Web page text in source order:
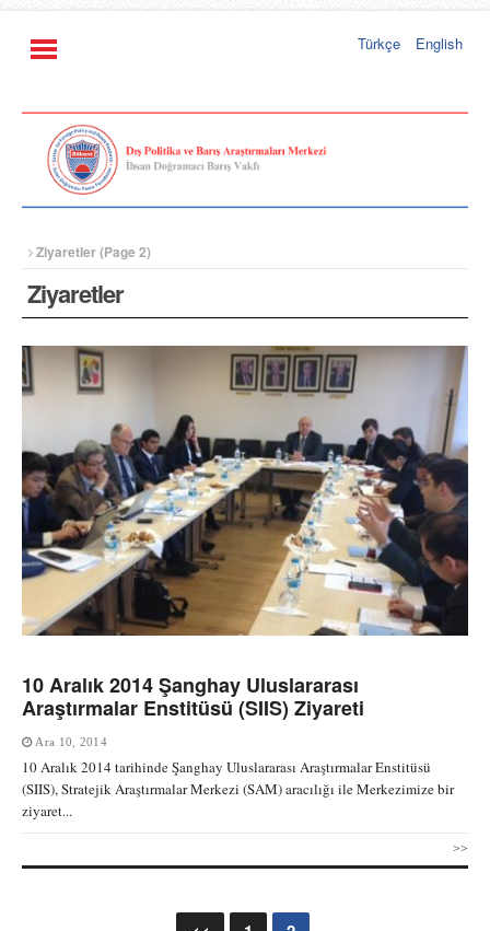
English
Türkçe
Ziyaretler(Page 2)
Ziyaretler
10 Aralık 2014 Şanghay Uluslararası
Araştırmalar Enstitüsü (SIIS) Ziyareti
Ara 10, 2014
10 Aralık 2014 tarihinde Şanghay Uluslararası Araştırmalar Enstitüsü
(SIIS), Stratejik Araştırmalar Merkezi (SAM) aracılığı ile Merkezimize bir
ziyaret...
>>